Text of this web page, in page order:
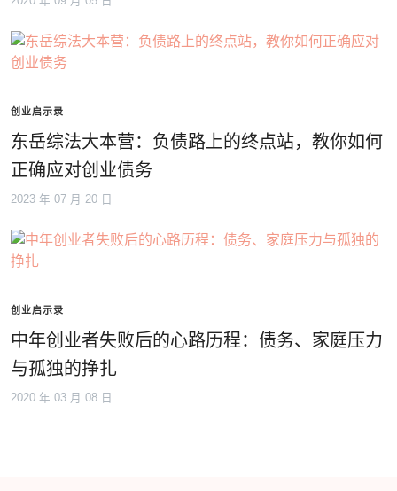
创业启示录
东岳综法大本营：负债路上的终点站，教你如何
正确应对创业债务
2023 年 07 月 20 日
创业启示录
中年创业者失败后的心路历程：债务、家庭压力
与孤独的挣扎
2020 年 03 月 08 日